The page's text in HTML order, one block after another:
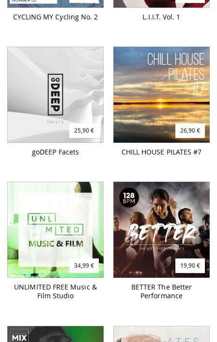
CYCLING MY Cycling No. 2 L.I.I.T. Vol. 1
25,90 €
goDEEP Facets
26,90 €
CHILL HOUSE PILATES #7
34,99 €
UNLIMITED FREE Music &
Film Studio
19,90 €
BETTER The Better
Performance